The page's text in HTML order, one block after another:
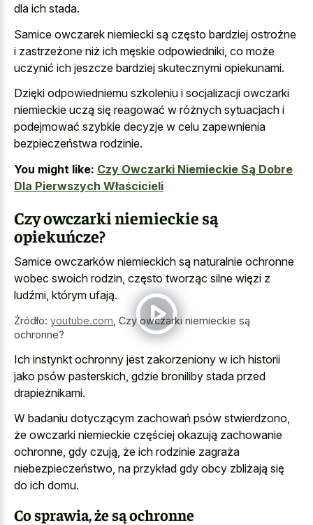
dla ich stada.
Samice owczarek niemiecki są często bardziej ostrożne
i zastrzeżone niż ich męskie odpowiedniki, co może
uczynić ich jeszcze bardziej skutecznymi opiekunami.
Dzięki odpowiedniemu szkoleniu i socjalizacji owczarki
niemieckie uczą się reagować w różnych sytuacjach i
podejmować szybkie decyzje w celu zapewnienia
bezpieczeństwa rodzinie.
You might like: Czy Owczarki Niemieckie Są Dobre
Dla Pierwszych Właścicieli
Czy owczarki niemieckie są
opiekuńcze?
Samice owczarków niemieckich są naturalnie ochronne
wobec swoich rodzin, często tworząc silne więzi z
ludźmi, którym ufają.
Źródło: youtube.com Czy owczarki niemieckie są
ochronne?
Ich instynkt ochronny jest zakorzeniony w ich historii
jako psów pasterskich, gdzie broniliby stada przed
drapieżnikami.
W badaniu dotyczącym zachowań psów stwierdzono,
że owczarki niemieckie częściej okazują zachowanie
ochronne, gdy czują, że ich rodzinie zagraża
niebezpieczeństwo, na przykład gdy obcy zbliżają się
do ich domu.
Co sprawia, że są ochronne